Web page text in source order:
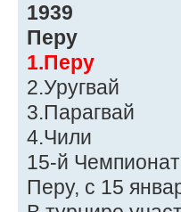
1939
Перу
1.Перу
2.Уругвай
3.Парагвай
4.Чили
15-й
Перу, с 15